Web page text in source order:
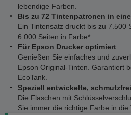
lebendige Farben.
Bis zu 72 Tintenpatronen in
Ein Tintensatz druckt bis zu 7.500
6.000 Seiten in Farbe*
Für Epson Drucker optimiert
Genießen Sie einfaches und
Epson Original-Tinten. Garantiert
EcoTank.
Speziell entwickelte,
Die Flaschen mit
Sie immer die richtige Farbe in die